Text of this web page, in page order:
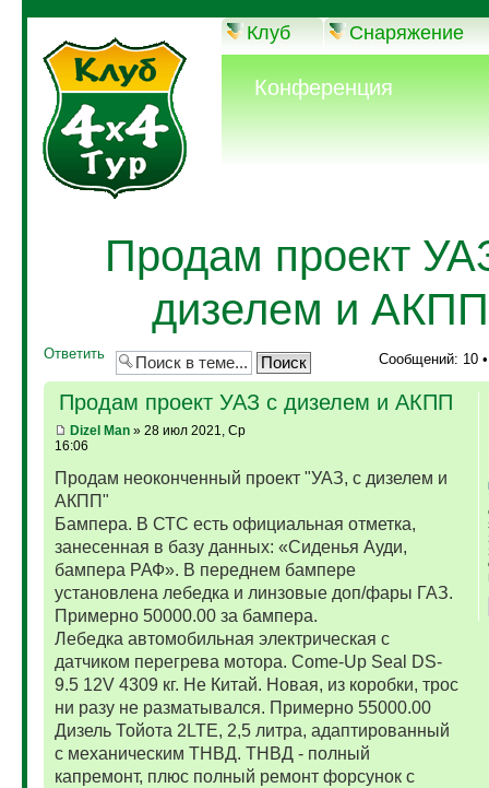
Клуб Снаряжение
Конференция
Продам проект
дизелем и АКПП
Ответить Сообщений: 10
Продам проект УАЗ с дизелем и АКПП
Dizel Man» 28 июл 2021, Ср
16:06
Продам неоконченный проект "УАЗ, с дизелем и
АКПП"
Бампера. В СТС есть официальная отметка,
занесенная в базу данных: «Сиденья Ауди,
бампера РАФ». В переднем бампере
установлена лебедка и линзовые доп/фары ГАЗ.
Примерно 50000.00 за бампера.
Лебедка автомобильная электрическая с
датчиком перегрева мотора. Come-Up Seal DS-
9.5 12V 4309 кг. Не Китай. Новая, из коробки, трос
ни разу не разматывался. Примерно 55000.00
Дизель Тойота 2LTE, 2,5 литра, адаптированный
с механическим ТНВД. ТНВД - полный
капремонт, плюс полный ремонт форсунок с